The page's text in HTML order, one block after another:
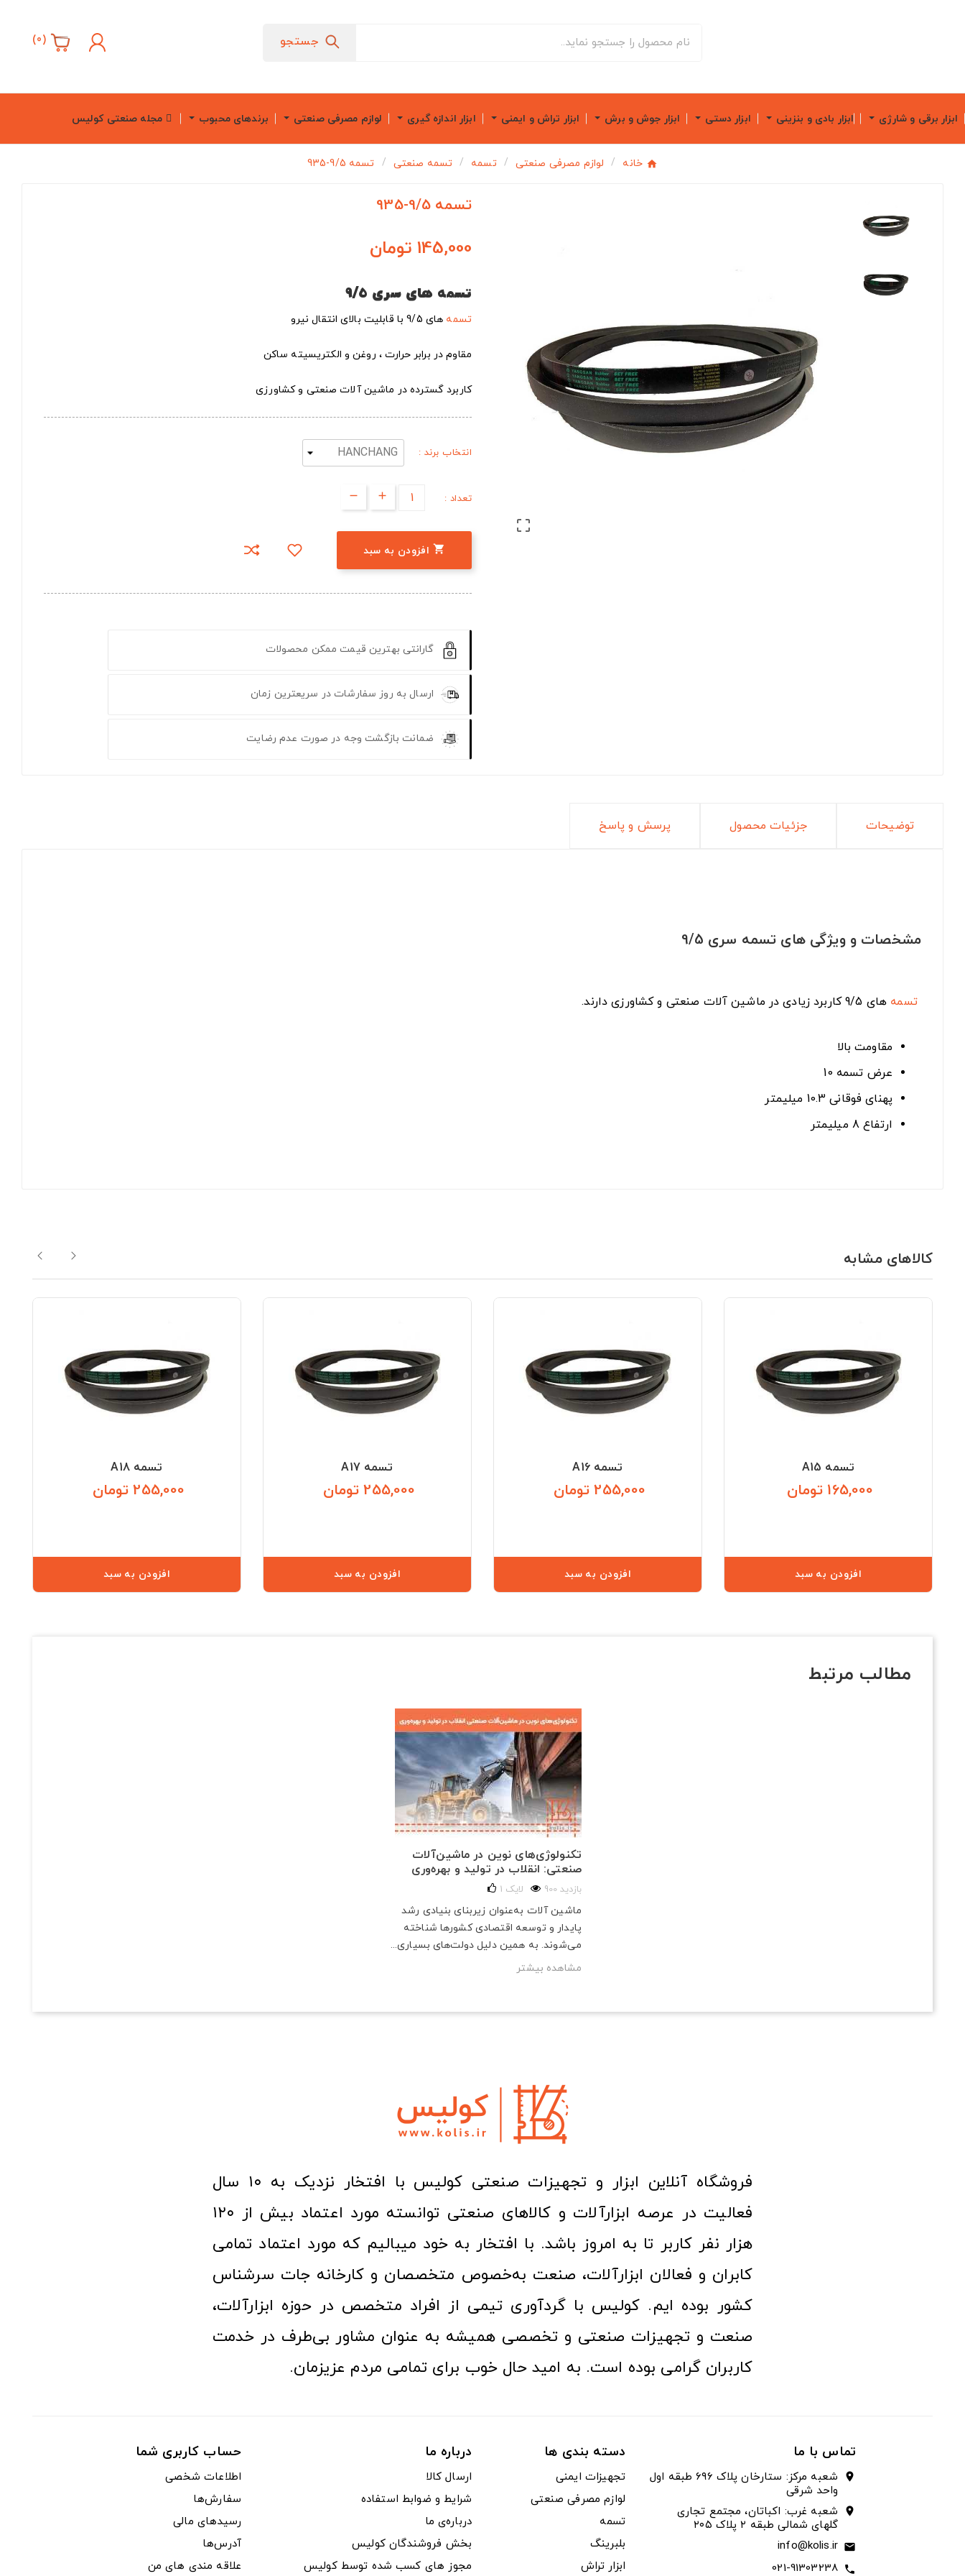
جستجو (
0
)
ابزار برقی و شارژی ابزار بادی و بنزینی ابزار دستی ابزار جوش و برش ابزار تراش و ایمنی ابزار اندازه گیری لوازم مصرفی صنعتی برندهای محبوب مجله صنعتی کولیس
خانه لوازم مصرفی صنعتی تسمه تسمه صنعتی تسمه 9/5-935

تسمه 9/5-935
145,000 تومان
تسمه های سری
تسمه های 9/5 با قابلیت بالای انتقال نیرو
مقاوم در برابر حرارت ، روغن و الکتریسیته ساکن
کاربرد گسترده در ماشین آلات صنعتی و کشاورزی
انتخاب برند :
تعداد :
 افزودن به سبد
گارانتی بهترین قیمت ممکن محصولات
ارسال به روز سفارشات در سریعترین زمان
ضمانت بازگشت وجه در صورت عدم رضایت
توضیحات جزئیات محصول پرسش و پاسخ
مشخصات و ویژگی های تسمه سری 9/5
تسمه های 9/5 کاربرد زیادی در ماشین آلات صنعتی و کشاورزی دارند.
مقاومت بالا
عرض تسمه 10
پهنای فوقانی 10.3 میلیمتر
ارتفاع 8 میلیمتر
کالاهای مشابه
تسمه A15
165,000 تومان
افزودن به سبد
تسمه A16
255,000 تومان
افزودن به سبد
تسمه A17
255,000 تومان
افزودن به سبد
تسمه A18
255,000 تومان
افزودن به سبد
مطالب مرتبط
تکنولوژی‌های نوین در ماشین‌آلات
صنعتی: انقلاب در تولید و بهره‌وری
900 بازدید 1 لایک
ماشین آلات به‌عنوان زیربنای بنیادی رشد
پایدار و توسعه اقتصادی کشورها شناخته
می‌شوند. به همین دلیل دولت‌های بسیاری...
مشاهده بیشتر
فروشگاه آنلاین ابزار و تجهیزات صنعتی کولیس با افتخار نزدیک به ۱۰ سال
فعالیت در عرصه ابزارآلات و کالاهای صنعتی توانسته مورد اعتماد بیش از ۱۲۰
هزار نفر کاربر تا به امروز باشد. با افتخار به خود میبالیم که مورد اعتماد تمامی
کابران و فعالان ابزارآلات، صنعت به‌خصوص متخصصان و کارخانه جات سرشناس
کشور بوده ایم. کولیس با گردآوری تیمی از افراد متخصص در حوزه ابزارآلات،
صنعت و تجهیزات صنعتی و تخصصی همیشه به عنوان مشاور بی‌طرف در خدمت
کاربران گرامی بوده است. به امید حال خوب برای تمامی مردم عزیزمان.
تماس با ما
location_on
شعبه مرکز: ستارخان پلاک ۶۹۶ طبقه اول
واحد شرقی
location_on
شعبه غرب: اکباتان، مجتمع تجاری
گلهای شمالی طبقه ۲ پلاک ۲۰۵
email
info@kolis.ir
call
021-91303238
دسته بندی ها
تجهیزات ایمنی
لوازم مصرفی صنعتی
تسمه
بلبرینگ
ابزار تراش
درباره ما
ارسال کالا
شرایط و ضوابط استفاده
درباره‌ی ما
بخش فروشندگان کولیس
مجوز های کسب شده توسط کولیس
حساب کاربری شما
اطلاعات شخصی
سفارش‌ها
رسیدهای مالی
آدرس‌ها
علاقه مندی های من